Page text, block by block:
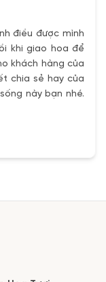
điều được mình
khi giao hoa để
khách hàng của
chia sẻ hay của
này bạn nhé.